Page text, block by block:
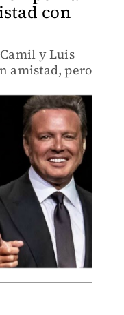
con
y Luis
amistad, pero